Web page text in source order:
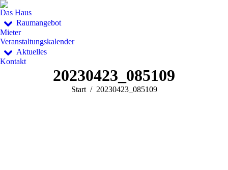
Das Haus
Raumangebot
Mieter
Veranstaltungskalender
Aktuelles
Kontakt
20230423_085109
Sie befinden sich hier:
Start 20230423_085109